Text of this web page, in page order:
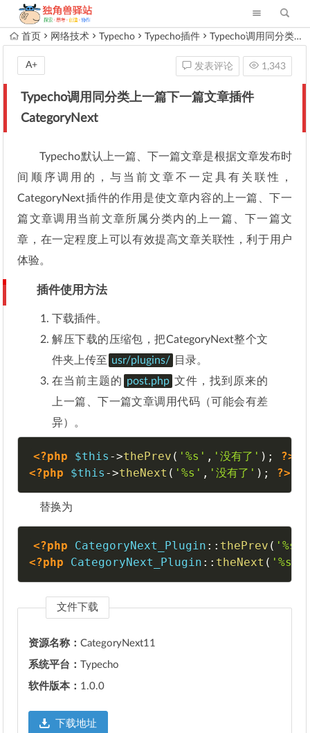
首页 网络技术 Typecho Typecho插件 Typecho调用同分类上一篇下一篇文章插件CategoryNext
Typecho调用同分类上一篇下一篇文章插件
CategoryNext
发表评论 1,343
A+
Typecho默认上一篇、下一篇文章是根据文章发布时
间顺序调用的，与当前文章不一定具有关联性，
CategoryNext插件的作用是使文章内容的上一篇、下一
篇文章调用当前文章所属分类内的上一篇、下一篇文
章，在一定程度上可以有效提高文章关联性，利于用户
体验。
插件使用方法
下载插件。
解压下载的压缩包，把CategoryNext整个文
件夹上传至 usr/plugins/ 目录。
在当前主题的 post.php 文件，找到原来的
上一篇、下一篇文章调用代码（可能会有差
异）。
<?php $this ->thePrev ( '%s' , '没有了' ) ;
?>
<?php
$this ->theNext ( '%s' , '没有了' ) ; ?>
替换为
<?php CategoryNext_Plugin :: thePrev ( '%s'
<?php
CategoryNext_Plugin :: theNext ( '%s'
文件下载
资源名称：CategoryNext11
系统平台：Typecho
软件版本： 1.0.0
下载地址